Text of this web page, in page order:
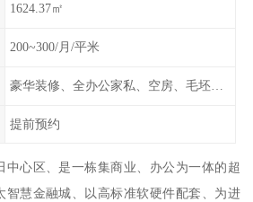
1624.37㎡
200~300/月/平米
豪华装修、全办公家私、空房、毛坯、任选
提前预约
中心区、是一栋集商业、办公为一体的超
智慧金融城、以高标准软硬件配套、为进